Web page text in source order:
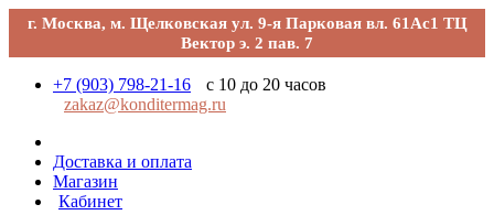
г. Москва, м. Щелковская ул. 9-я Парковая вл. 61Ас1 ТЦ
Вектор э. 2 пав. 7
+7 (903) 798-21-16
с 10 до 20 часов
zakaz@konditermag.ru
Доставка и оплата
Магазин
Кабинет